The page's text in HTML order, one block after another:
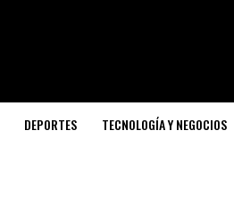
DEPORTES TECNOLOGÍA Y NEGOCIOS